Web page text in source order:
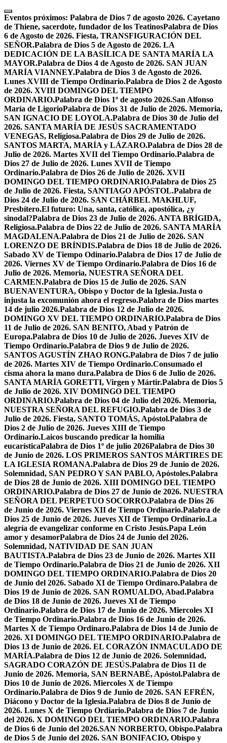
Skip
to
content
Eventos próximos: Palabra de Dios 7 de agosto 2026. Cayetano
de Thiene, sacerdote, fundador de los TeatinosPalabra de Dios
6 de Agosto de 2026. Fiesta, TRANSFIGURACIÓN DEL
SEÑOR.Palabra de Dios 5 de Agosto de 2026. LA
DEDICACIÓN DE LA BASÍLICA DE SANTA MARÍA LA
MAYOR.Palabra de Dios 4 de Agosto de 2026. SAN JUAN
MARÍA VIANNEY.Palabra de Dios 3 de Agosto de 2026.
Lunes XVIII de Tiempo Ordinario.Palabra de Dios 2 de Agosto
de 2026. XVIII DOMINGO DEL TIEMPO
ORDINARIO.Palabra de Dios 1º de agosto 2026.San Alfonso
María de LigorioPalabra de Dios 31 de Julio de 2026. Memoria,
SAN IGNACIO DE LOYOLA.Palabra de Dios 30 de Julio del
2026. SANTA MARÍA DE JESÚS SACRAMENTADO
VENEGAS, Religiosa.Palabra de Dios 29 de Julio de 2026.
SANTOS MARTA, MARÍA y LÁZARO.Palabra de Dios 28 de
Julio de 2026. Martes XVII del Tiempo Ordinario.Palabra de
Dios 27 de Julio de 2026. Lunes XVII de Tiempo
Ordinario.Palabra de Dios 26 de Julio de 2026. XVII
DOMINGO DEL TIEMPO ORDINARIO.Palabra de Dios 25
de Julio de 2026. Fiesta, SANTIAGO APÓSTOL.Palabra de
Dios 24 de Julio de 2026. SAN CHÁRBEL MAKHLUF,
Presbítero.El futuro: Una, santa, católica, apostólica, ¿y
sinodal?Palabra de Dios 23 de Julio de 2026. ANTA BRÍGIDA,
Religiosa.Palabra de Dios 22 de Julio de 2026. SANTA MARÍA
MAGDALENA.Palabra de Dios 21 de Julio de 2026. SAN
LORENZO DE BRÍNDIS.Palabra de Dios 18 de Julio de 2026.
Sabado XV de Tiempo Odinario.Palabra de Dios 17 de Julio de
2026. Viernes XV de Tiempo Ordinario.Palabra de Dios 16 de
Julio de 2026. Memoria, NUESTRA SEÑORA DEL
CARMEN.Palabra de Dios 15 de Julio de 2026. SAN
BUENAVENTURA, Obispo y Doctor de la Iglesia.Justa o
injusta la excomunión ahora el regreso.Palabra de Dios martes
14 de julio 2026.Palabra de Dios 12 de Julio de 2026.
DOMINGO XV DEL TIEMPO ORDINARIO.Palabra de Dios
11 de Julio de 2026. SAN BENITO, Abad y Patrón de
Europa.Palabra de Dios 10 de Julio de 2026. Jueves XIV de
Tiempo Ordinario.Palabra de Dios 9 de Julio de 2026.
SANTOS AGUSTÍN ZHAO RONG.Palabra de Dios 7 de julio
de 2026. Martes XIV de Tiempo Ordinario.Consumado el
cisma ahora la mano dura.Palabra de Dios 6 de Julio de 2026.
SANTA MARÍA GORETTI, Virgen y Mártir.Palabra de Dios 5
de Julio de 2026. XIV DOMINGO DEL TIEMPO
ORDINARIO.Palabra de Dios 04 de Julio del 2026. Memoria,
NUESTRA SEÑORA DEL REFUGIO.Palabra de Dios 3 de
Julio de 2026. Fiesta, SANTO TOMÁS, Apóstol.Palabra de
Dios 2 de Julio de 2026. Jueves XIII de Tiempo
Ordinario.Laicos buscando predicar la homilía
eucarísticaPalabra de Dios 1º de julio 2026Palabra de Dios 30
de Junio de 2026. LOS PRIMEROS SANTOS MÁRTIRES DE
LA IGLESIA ROMANA.Palabra de Dios 29 de Junio de 2026.
Solemnidad, SAN PEDRO Y SAN PABLO, Apóstoles.Palabra
de Dios 28 de Junio de 2026. XIII DOMINGO DEL TIEMPO
ORDINARIO.Palabra de Dios 27 de Junio de 2026. NUESTRA
SEÑORA DEL PERPETUO SOCORRO.Palabra de Dios 26
de Junio de 2026. Viernes XII de Tiempo Ordinario.Palabra de
Dios 25 de Junio de 2026. Jueves XII de Tiempo Ordinario.La
alegría de evangelizar conforme en Cristo Jesús.Papa León
amor y desamorPalabra de Dios 24 de Junio del 2026.
Solemnidad, NATIVIDAD DE SAN JUAN
BAUTISTA.Palabra de Dios 23 de Junio de 2026. Martes XII
de Tiempo Ordinario.Palabra de Dios 21 de Junio de 2026. XII
DOMINGO DEL TIEMPO ORDINARIO.Palabra de Dios 20
de Junio del 2026. Sabado XI de Tiempo Ordinaro.Palabra de
Dios 19 de Junio de 2026. SAN ROMUALDO, Abad.Palabra
de Dios 18 de Junio de 2026. Jueves XI de Tiempo
Ordinario.Palabra de Dios 17 de Junio de 2026. Miercoles XI
de Tiempo Ordinario.Palabra de Dios 16 de Junio de 2026.
Martes X de Tiempo Ordinaro.Palabra de Dios 14 de Junio de
2026. XI DOMINGO DEL TIEMPO ORDINARIO.Palabra de
Dios 13 de Junio de 2026. EL CORAZÓN INMACULADO DE
MARÍA.Palabra de Dios 12 de Junio de 2026. Solemnidad,
SAGRADO CORAZÓN DE JESÚS.Palabra de Dios 11 de
Junio de 2026. Memoria, SAN BERNABÉ, Apóstol.Palabra de
Dios 10 de Junio de 2026. Miercoles X de Tiempo
Ordinario.Palabra de Dios 9 de Junio de 2026. SAN EFRÉN,
Diácono y Doctor de la Iglesia.Palabra de Dios 8 de Junio de
2026. Lunes X de Tiempo Ordiario.Palabra de Dios 7 de Junio
del 2026. X DOMINGO DEL TIEMPO ORDINARIO.Palabra
de Dios 6 de Junio del 2026.SAN NORBERTO, Obispo.Palabra
de Dios 5 de Junio del 2026. SAN BONIFACIO, Obispo y